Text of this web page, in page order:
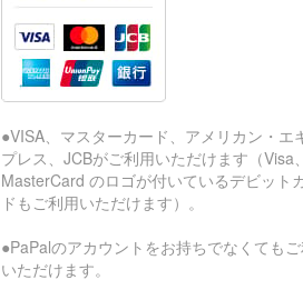
●VISA、マスターカード、アメリカン・エ
プレス、JCBがご利用いただけます（Visa、
MasterCard のロゴが付いているデビット
ドもご利用いただけます）。
●PaPalのアカウントをお持ちでなくても
いただけます。